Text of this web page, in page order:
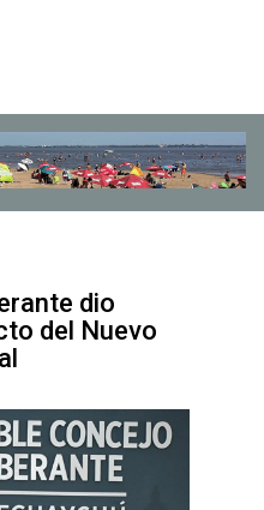
dio
del Nuevo